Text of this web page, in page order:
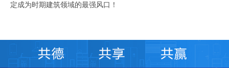
定成为时期建筑领域的最强风口！